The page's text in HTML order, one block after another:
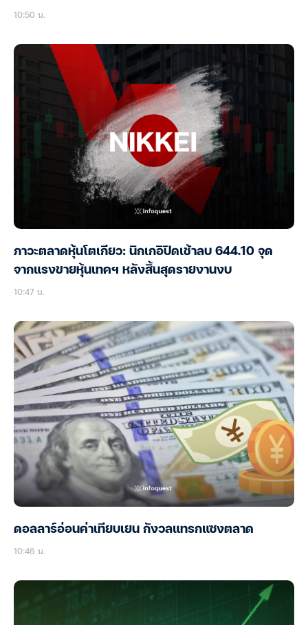
10:50 น.
ภาวะตลาดหุ้นโตเกียว: นิกเกอิปิดเช้าลบ 644.10 จุด
จากแรงขายหุ้นเทคฯ หลังสิ้นสุดรายงานงบ
10:47 น.
ดอลลาร์อ่อนค่าเทียบเยน กังวลแทรกแซงตลาด
10:46 น.